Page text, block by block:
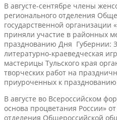
В августе-сентябре члены
регионального отделения
государственной
приняли участие в районных
празднованию Дня Губернии:
литературно-краеведческая
мастерицы Тульского края
творческих работ на
приуроченных к празднованию
В августе во Всероссийском
основа процветания России»
отделения Общероссийской